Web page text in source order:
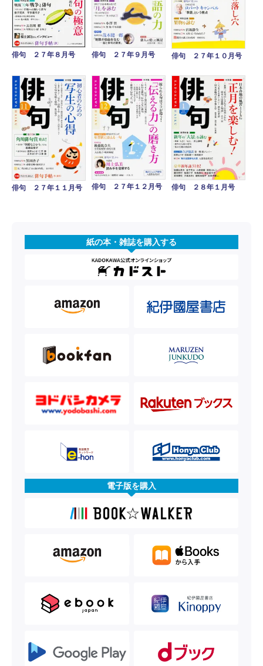
俳句 ２７年８月号 俳句 ２７年９月号 俳句 ２７年１０月号
俳句 ２７年１１月号 俳句 ２７年１２月号 俳句 ２８年１月号
紙の本・雑誌を購入する
電子版を購入